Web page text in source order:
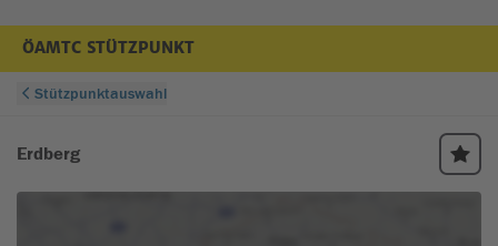
ÖAMTC STÜTZPUNKT